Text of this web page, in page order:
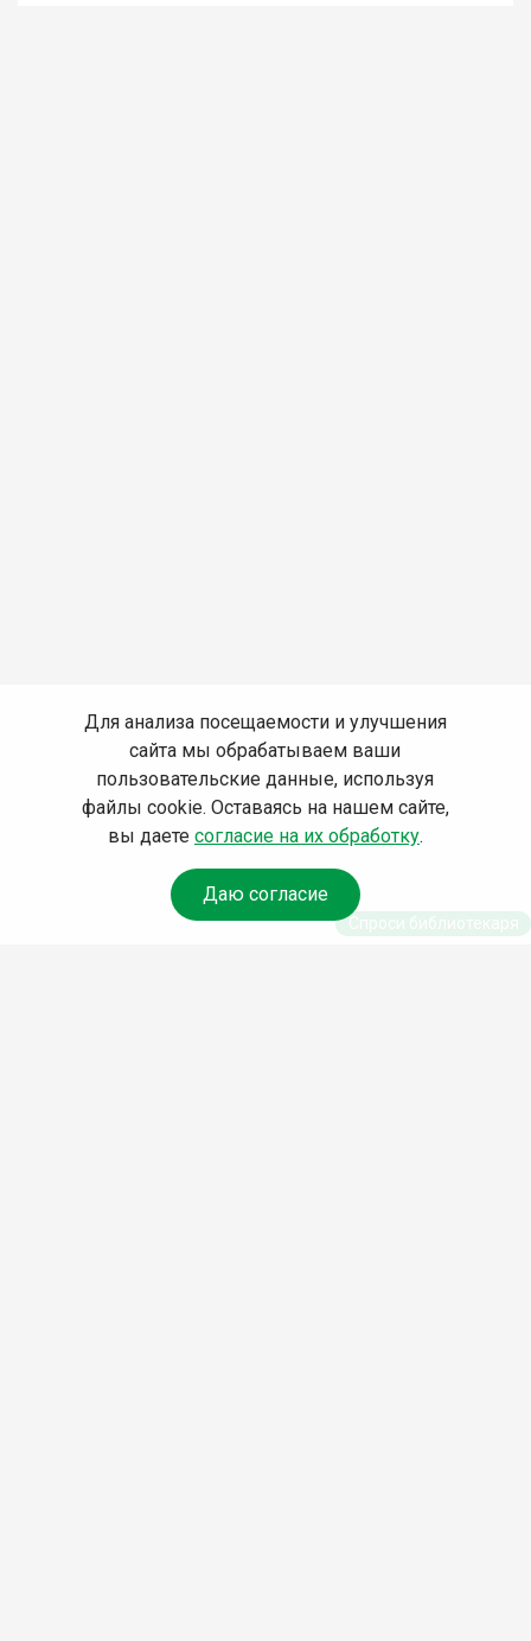
Для анализа посещаемости и улучшения
сайта мы обрабатываем ваши
пользовательские данные, используя
файлы cookie. Оставаясь на нашем сайте,
вы даете согласие на их обработку.
Даю согласие
Спроси библиотекаря